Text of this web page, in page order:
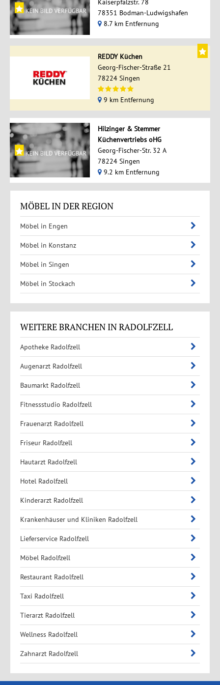
Kaiserpfalzstr. 78
78351 Bodman-Ludwigshafen
8.7 km Entfernung
REDDY Küchen
Georg-Fischer-Straße 21
78224 Singen
9 km Entfernung
Hilzinger & Stemmer
Küchenvertriebs oHG
Georg-Fischer-Str. 32 A
78224 Singen
9.2 km Entfernung
MÖBEL IN DER REGION
Möbel in Engen
Möbel in Konstanz
Möbel in Singen
Möbel in Stockach
WEITERE BRANCHEN IN RADOLFZELL
Apotheke Radolfzell
Augenarzt Radolfzell
Baumarkt Radolfzell
Fitnessstudio Radolfzell
Frauenarzt Radolfzell
Friseur Radolfzell
Hautarzt Radolfzell
Hotel Radolfzell
Kinderarzt Radolfzell
Krankenhäuser und Kliniken Radolfzell
Lieferservice Radolfzell
Möbel Radolfzell
Restaurant Radolfzell
Taxi Radolfzell
Tierarzt Radolfzell
Wellness Radolfzell
Zahnarzt Radolfzell